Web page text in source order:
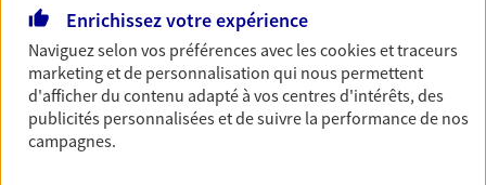
France
10 12 Rue Du Gal De Gaulle, 76680 St Saens
Agence accessible
Horaires : Fermé
Ouvre le 11 août à 09:00
Enrichissez votre expérience
Naviguez selon vos préférences avec lescookies et traceurs
marketing et de personnalisation qui nous permettent
d'afficher du contenu adapté à vos centres d'intérêts, des
publicités personnalisées et de suivre la performance de nos
campagnes.